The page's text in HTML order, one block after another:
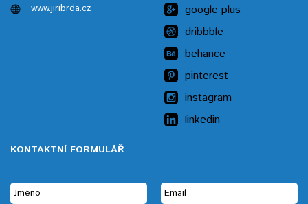
www.jiribrda.cz
google plus
dribbble
behance
pinterest
instagram
linkedin
KONTAKTNÍ FORMULÁŘ